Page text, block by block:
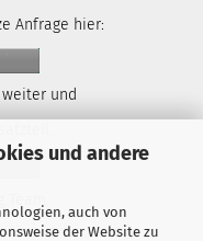
und andere
auch von
der Website zu
Anfrage hier:
und